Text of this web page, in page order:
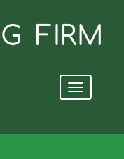
Nawigacja
strony